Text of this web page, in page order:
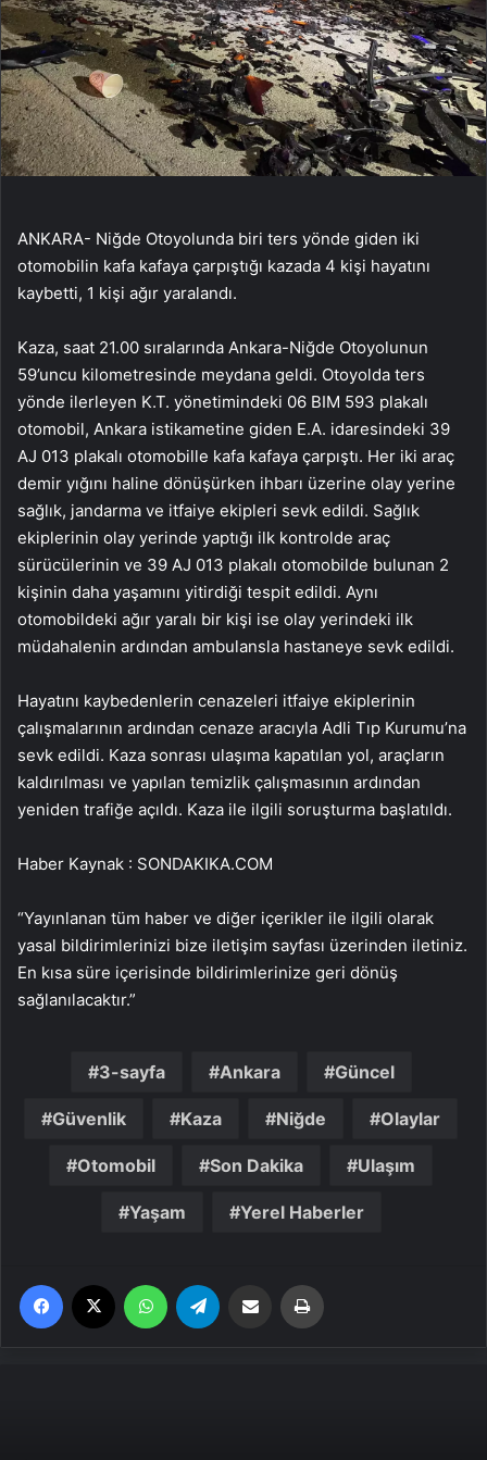
ANKARA- Niğde Otoyolunda biri ters yönde giden iki
otomobilin kafa kafaya çarpıştığı kazada 4 kişi hayatını
kaybetti, 1 kişi ağır yaralandı.
Kaza, saat 21.00 sıralarında Ankara-Niğde Otoyolunun
59’uncu kilometresinde meydana geldi. Otoyolda ters
yönde ilerleyen K.T. yönetimindeki 06 BIM 593 plakalı
otomobil, Ankara istikametine giden E.A. idaresindeki 39
AJ 013 plakalı otomobille kafa kafaya çarpıştı. Her iki araç
demir yığını haline dönüşürken ihbarı üzerine olay yerine
sağlık, jandarma ve itfaiye ekipleri sevk edildi. Sağlık
ekiplerinin olay yerinde yaptığı ilk kontrolde araç
sürücülerinin ve 39 AJ 013 plakalı otomobilde bulunan 2
kişinin daha yaşamını yitirdiği tespit edildi. Aynı
otomobildeki ağır yaralı bir kişi ise olay yerindeki ilk
müdahalenin ardından ambulansla hastaneye sevk edildi.
Hayatını kaybedenlerin cenazeleri itfaiye ekiplerinin
çalışmalarının ardından cenaze aracıyla Adli Tıp Kurumu’na
sevk edildi. Kaza sonrası ulaşıma kapatılan yol, araçların
kaldırılması ve yapılan temizlik çalışmasının ardından
yeniden trafiğe açıldı. Kaza ile ilgili soruşturma başlatıldı.
Haber Kaynak : SONDAKIKA.COM
“Yayınlanan tüm haber ve diğer içerikler ile ilgili olarak
yasal bildirimlerinizi bize iletişim sayfası üzerinden iletiniz.
En kısa süre içerisinde bildirimlerinize geri dönüş
sağlanılacaktır.”
3-sayfa Ankara Güncel
Güvenlik Kaza Niğde Olaylar
Otomobil Son Dakika Ulaşım
Yaşam Yerel Haberler
Facebook WhatsApp Email'den paylaş